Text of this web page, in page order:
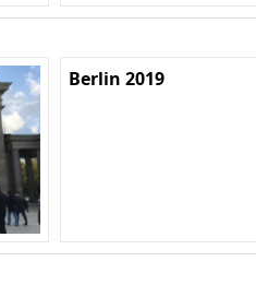
Berlin 2019